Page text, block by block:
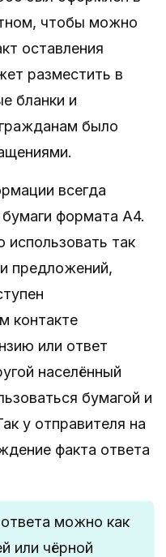
чтобы можно
оставления
разместить в
бланки и
было
всегда
формата А4.
так
предложений,
контакте
или ответ
населённый
бумагой и
у отправителя на
факта ответа
можно как
или чёрной